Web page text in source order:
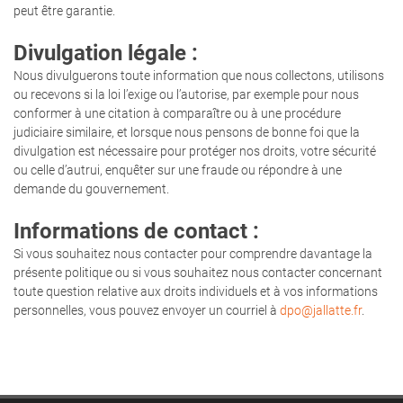
peut être garantie.
Divulgation légale :
Nous divulguerons toute information que nous collectons, utilisons
ou recevons si la loi l’exige ou l’autorise, par exemple pour nous
conformer à une citation à comparaître ou à une procédure
judiciaire similaire, et lorsque nous pensons de bonne foi que la
divulgation est nécessaire pour protéger nos droits, votre sécurité
ou celle d’autrui, enquêter sur une fraude ou répondre à une
demande du gouvernement.
Informations de contact :
Si vous souhaitez nous contacter pour comprendre davantage la
présente politique ou si vous souhaitez nous contacter concernant
toute question relative aux droits individuels et à vos informations
personnelles, vous pouvez envoyer un courriel à dpo@jallatte.fr.